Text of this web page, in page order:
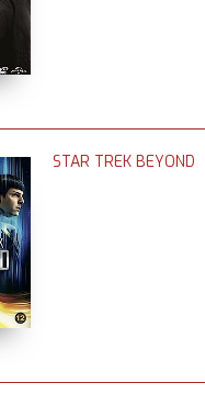
STAR TREK BEYOND